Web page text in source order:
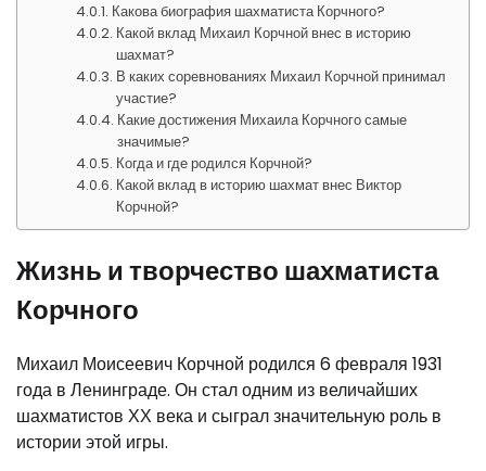
Какова биография шахматиста Корчного?
Какой вклад Михаил Корчной внес в историю
шахмат?
В каких соревнованиях Михаил Корчной принимал
участие?
Какие достижения Михаила Корчного самые
значимые?
Когда и где родился Корчной?
Какой вклад в историю шахмат внес Виктор
Корчной?
Жизнь и творчество шахматиста
Корчного
Михаил Моисеевич Корчной родился 6 февраля 1931
года в Ленинграде. Он стал одним из величайших
шахматистов ХХ века и сыграл значительную роль в
истории этой игры.